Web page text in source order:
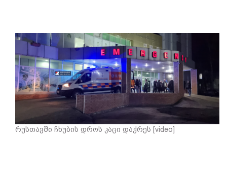
რუსთავში ჩხუბის დროს კაცი დაჭრეს [video]